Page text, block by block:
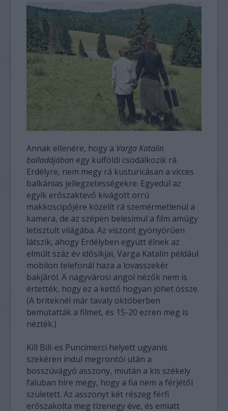
Annak ellenére, hogy a Varga Katalin
balladájában egy külföldi csodálkozik rá
Erdélyre, nem megy rá kusturicásan a vicces
balkánias jellegzetességekre. Egyedül az
egyik erőszaktevő kivágott orrú
makkoscipőjére közelít rá szemérmetlenül a
kamera, de az szépen belesimul a film amúgy
letisztult világába. Az viszont gyönyörűen
látszik, ahogy Erdélyben együtt élnek az
elmúlt száz év idősíkjai, Varga Katalin például
mobilon telefonál haza a lovasszekér
bakjáról. A nagyvárosi angol nézők nem is
értették, hogy ez a kettő hogyan jöhet össze.
(A briteknél már tavaly októberben
bemutatták a filmet, és 15-20 ezren meg is
nézték.)
Kill Bill-es Puncimerci helyett ugyanis
szekéren indul megrontói után a
bosszúvágyó asszony, miután a kis székely
faluban híre megy, hogy a fia nem a férjétől
született. Az asszonyt két részeg férfi
erőszakolta meg tizenegy éve, és emiatt